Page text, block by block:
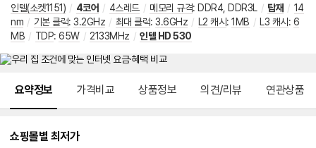
인텔(소켓1151) / 4코어 / 4스레드 / 메모리 규격: DDR4, DDR3L / 탑재 / 14
nm / 기본 클럭: 3.2GHz / 최대 클럭: 3.6GHz / L2 캐시: 1MB / L3 캐시 : 6
MB / TDP: 65W / 2133MHz / 인텔 HD 530
요약정보 가격비교 상품정보 의견/리뷰 연관상품
쇼핑몰별 최저가